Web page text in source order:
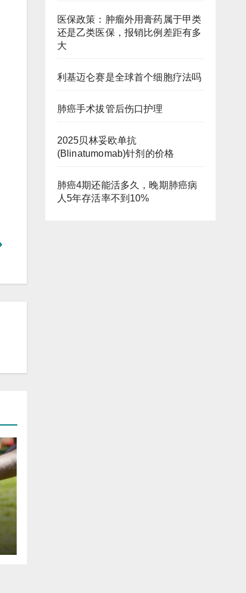
医保政策：肿瘤外用膏药属于甲类
还是乙类医保，报销比例差距有多
大
利基迈仑赛是全球首个细胞疗法吗
肺癌手术拔管后伤口护理
2025贝林妥欧单抗
(Blinatumomab)针剂的价格
肺癌4期还能活多久，晚期肺癌病
人5年存活率不到10%